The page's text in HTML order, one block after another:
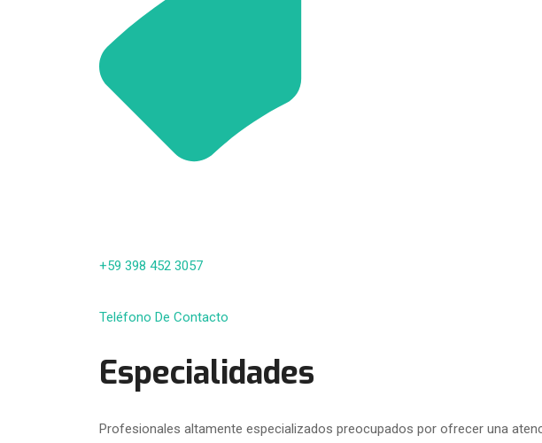
+59 398 452 3057
Teléfono De Contacto
Especialidades
Profesionales altamente especializados preocupados por ofrecer una